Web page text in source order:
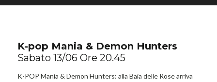
K-pop Mania & Demon Hunters
Sabato 13/06 Ore 20.45
K-POP Mania & Demon Hunters: alla Baia delle Rose arriva